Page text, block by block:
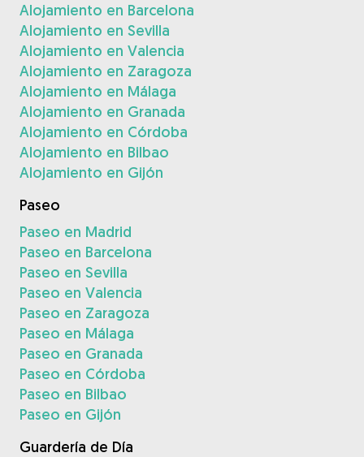
Alojamiento en Barcelona
Alojamiento en Sevilla
Alojamiento en Valencia
Alojamiento en Zaragoza
Alojamiento en Málaga
Alojamiento en Granada
Alojamiento en Córdoba
Alojamiento en Bilbao
Alojamiento en Gijón
Paseo
Paseo en Madrid
Paseo en Barcelona
Paseo en Sevilla
Paseo en Valencia
Paseo en Zaragoza
Paseo en Málaga
Paseo en Granada
Paseo en Córdoba
Paseo en Bilbao
Paseo en Gijón
Guardería de Día